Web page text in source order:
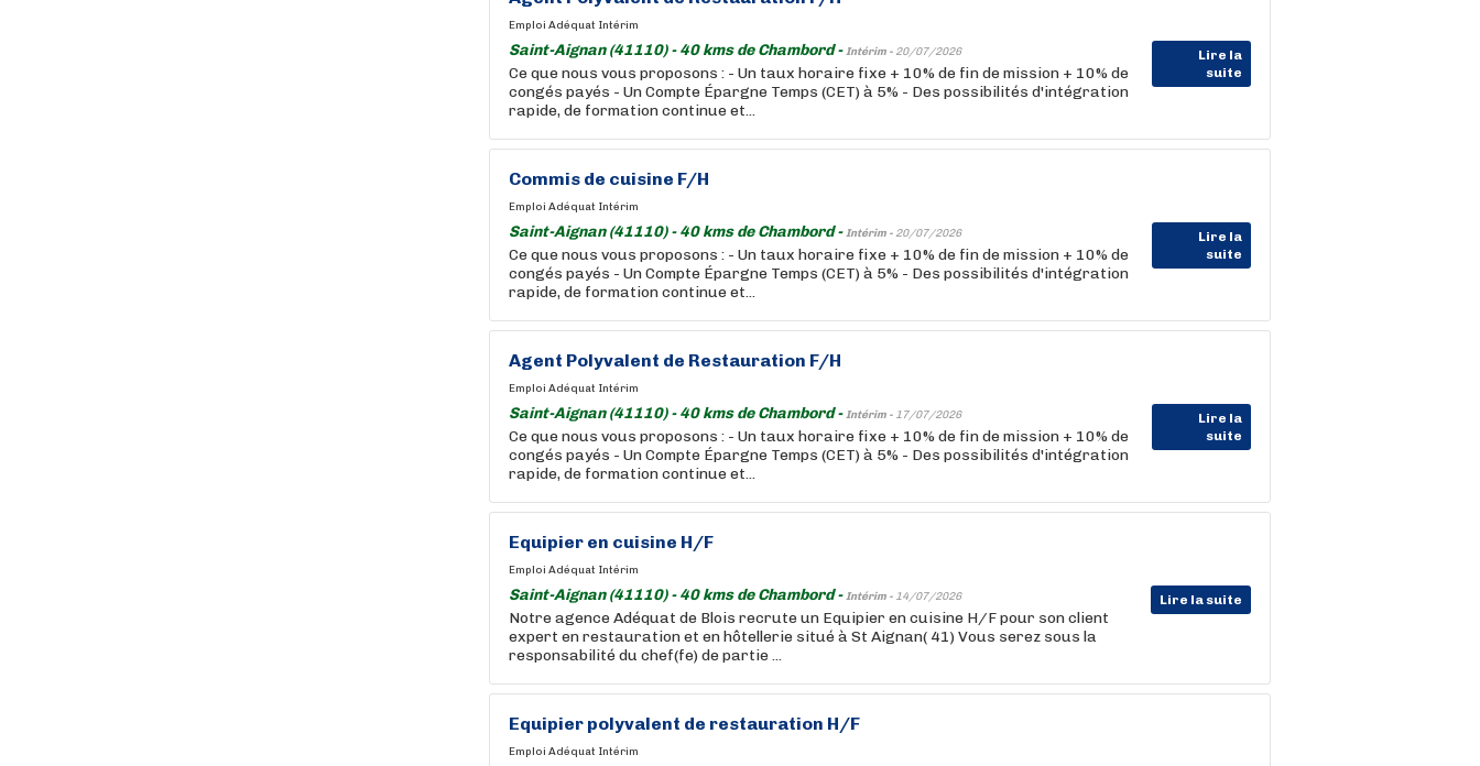
Emploi Adéquat Intérim
Saint-Aignan (41110) - 40 kms de Chambord -Intérim - 20/07/2026
Lire la
suite
Ce que nous vous proposons : - Un taux horaire fixe + 10% de fin de mission + 10% de
congés payés - Un Compte Épargne Temps (CET) à 5% - Des possibilités d'intégration
rapide, de formation continue et...
Commis de cuisine F/H
Emploi Adéquat Intérim
Saint-Aignan (41110) - 40 kms de Chambord -Intérim - 20/07/2026
Lire la
suite
Ce que nous vous proposons : - Un taux horaire fixe + 10% de fin de mission + 10% de
congés payés - Un Compte Épargne Temps (CET) à 5% - Des possibilités d'intégration
rapide, de formation continue et...
Agent Polyvalent de Restauration F/H
Emploi Adéquat Intérim
Saint-Aignan (41110) - 40 kms de Chambord -Intérim - 17/07/2026
Lire la
suite
Ce que nous vous proposons : - Un taux horaire fixe + 10% de fin de mission + 10% de
congés payés - Un Compte Épargne Temps (CET) à 5% - Des possibilités d'intégration
rapide, de formation continue et...
Equipier en cuisine H/F
Emploi Adéquat Intérim
Saint-Aignan (41110) - 40 kms de Chambord -Intérim - 14/07/2026 Lire la suite
Notre agence Adéquat de Blois recrute un Equipier en cuisine H/F pour son client
expert en restauration et en hôtellerie situé à St Aignan( 41) Vous serez sous la
responsabilité du chef(fe) de partie ...
Equipier polyvalent de restauration H/F
Emploi Adéquat Intérim